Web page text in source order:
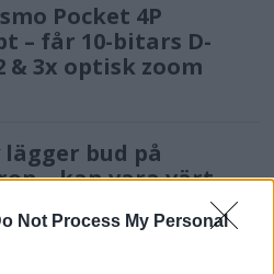
Not Process My Personal
Pocket 4P
– får 10-bitars D-
& 3x optisk zoom
lägger bud på
– kan vara värt